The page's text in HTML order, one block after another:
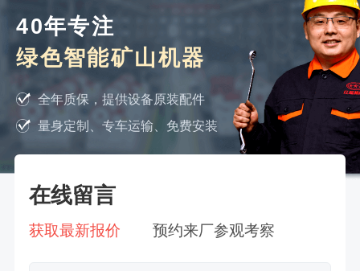
40年专注
绿色智能矿山机器
全年质保，提供设备原装配件
量身定制、专车运输、免费安装
在线留言
获取最新报价 预约来厂参观考察